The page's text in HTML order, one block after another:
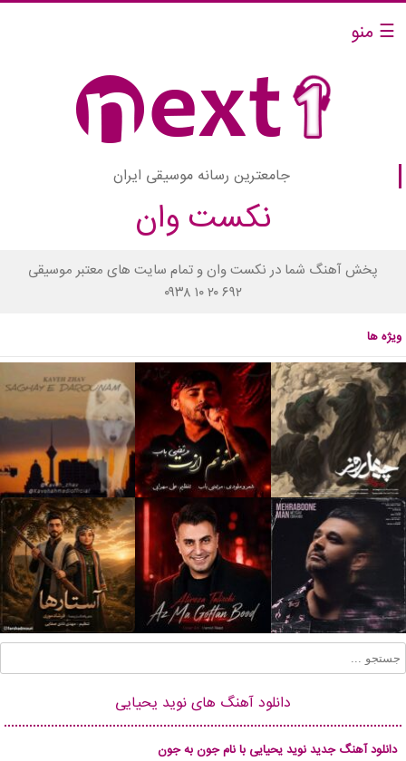
☰ منو
جامعترین رسانه موسیقی ایران
نکست وان
پخش آهنگ شما در نکست وان و تمام سایت های معتبر موسیقی
۰۹۳۸ ۱۰ ۲۰ ۶۹۲
ویژه ها
دانلود آهنگ های نوید یحیایی
دانلود آهنگ جدید نوید یحیایی با نام جون به جون